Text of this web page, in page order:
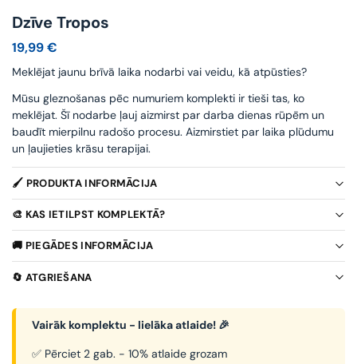
Dzīve Tropos
19,99€
Meklējat jaunu brīvā laika nodarbi vai veidu, kā atpūsties?
Mūsu gleznošanas pēc numuriem komplekti ir tieši tas, ko
meklējat. Šī nodarbe ļauj aizmirst par darba dienas rūpēm un
baudīt mierpilnu radošo procesu. Aizmirstiet par laika plūdumu
un ļaujieties krāsu terapijai.
🖌️ PRODUKTA INFORMĀCIJA
🎨 KAS IETILPST KOMPLEKTĀ?
🚚 PIEGĀDES INFORMĀCIJA
🔄 ATGRIEŠANA
Vairāk komplektu - lielāka atlaide! 🎉
✅ Pērciet 2 gab. - 10% atlaide grozam